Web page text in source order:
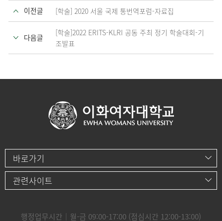
이전글 [학술] 2020 서울 국제 통번역포럼-자료집
다음글
[학술]2022 ERITS-KLRI 공동 주최 정기 학술대회-기
조발표
바로가기
관련사이트
행정업무시간｜월-금 09:00-17:00 (점심시간 12:00-13:00)